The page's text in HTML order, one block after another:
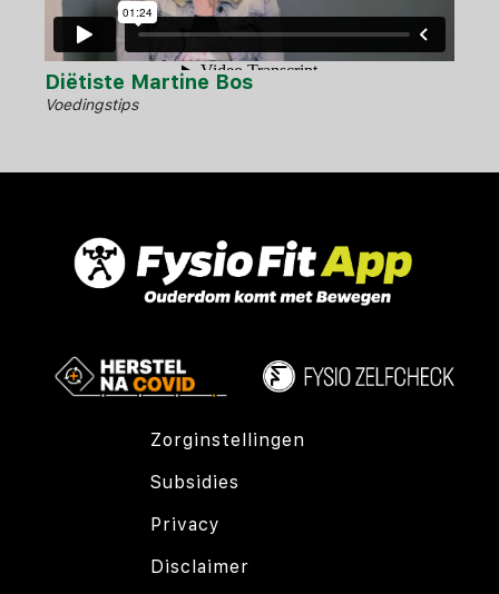
Diëtiste Martine Bos
Voedingstips
Zorginstellingen
Subsidies
Privacy
Disclaimer